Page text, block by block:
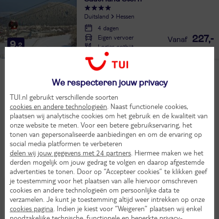
9,2
Duitsland
Hessen
4 dagen
Eigen vervoer
Logies ontbijt
227,-
per persoon
Bekijk alle vakanties
Populaire bestemmingen
Willingen(6) Winterberg (3)
We respecteren jouw privacy
TUI.nl gebruikt verschillende soorten
cookies en andere technologieën . Naast functionele cookies,
plaatsen wij analytische cookies om het gebruik en de kwaliteit van
onze website te meten. Voor een betere gebruikservaring, het
tonen van gepersonaliseerde aanbiedingen en om de ervaring op
social media platformen te verbeteren
delen wij jouw gegevens met 24 partners . Hiermee maken we het
derden mogelijk om jouw gedrag te volgen en daarop afgestemde
advertenties te tonen. Door op “Accepteer cookies” te klikken geef
je toestemming voor het plaatsen van alle hiervoor omschreven
cookies en andere technologieën om persoonlijke data te
verzamelen. Je kunt je toestemming altijd weer intrekken op onze
cookies pagina . Indien je kiest voor “Weigeren” plaatsen wij enkel